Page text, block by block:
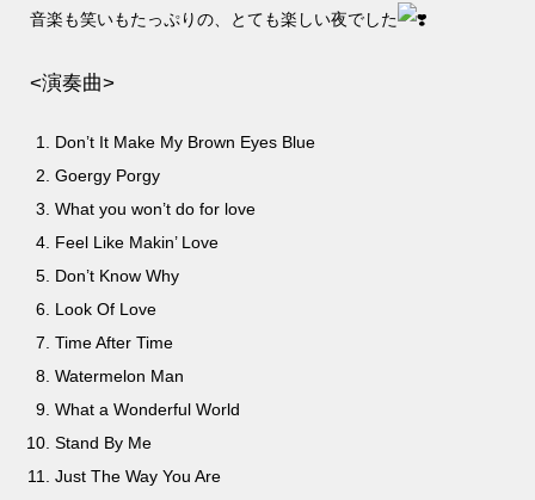
音楽も笑いもたっぷりの、とても楽しい夜でした
<演奏曲>
Don’t It Make My Brown Eyes Blue
Goergy Porgy
What you won’t do for love
Feel Like Makin’ Love
Don’t Know Why
Look Of Love
Time After Time
Watermelon Man
What a Wonderful World
Stand By Me
Just The Way You Are